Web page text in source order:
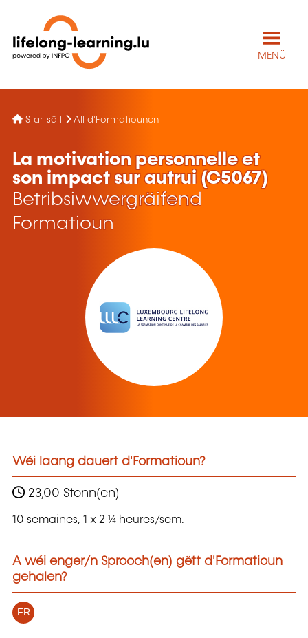
MENÜ
Startsäit All d'Formatiounen
La motivation personnelle et
son impact sur autrui (C5067)
Betribsiwwergräifend
Formatioun
Wéi laang dauert d'Formatioun?
23,00 Stonn(en)
10 semaines, 1 x 2 ¼ heures/sem.
A wéi enger/n Sprooch(en) gëtt d'Formatioun
gehalen?
FR